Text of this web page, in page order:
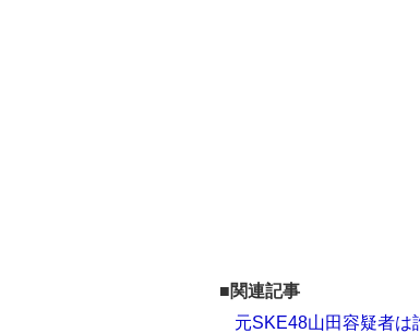
■関連記事
元SKE48山田容疑者は